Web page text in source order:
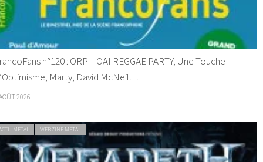
n°120 : ORP – OAI REGGAE PARTY, Une Touche
Marty, David McNeil…
2026
METAL WEBZINE METAL